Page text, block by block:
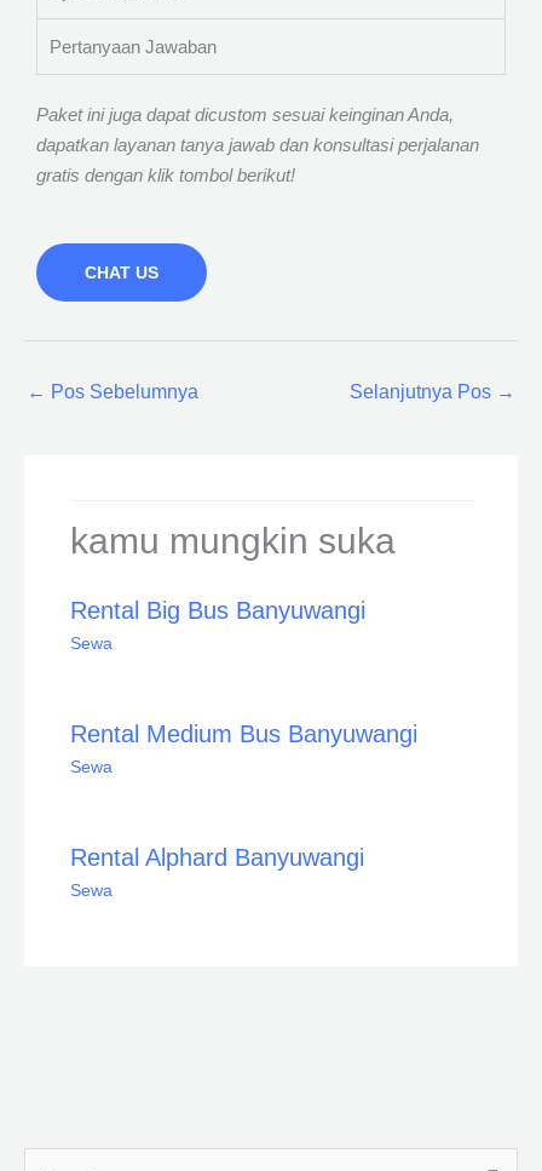
Pertanyaan Jawaban
Paket ini juga dapat dicustom sesuai keinginan Anda,
dapatkan layanan tanya jawab dan konsultasi perjalanan
gratis dengan klik tombol berikut!
CHAT US
← Pos Sebelumnya Selanjutnya Pos →
kamu mungkin suka
Rental Big Bus Banyuwangi
Sewa
Rental Medium Bus Banyuwangi
Sewa
Rental Alphard Banyuwangi
Sewa